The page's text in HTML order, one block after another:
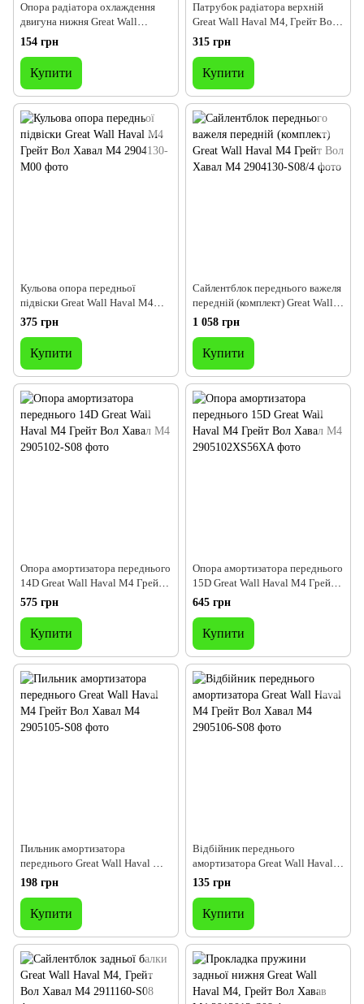
Опора радіатора охлаждення
двигуна нижня Great Wall
HavalM4, Грейт Вол Хавал М4
154 грн
Купити
Патрубок радіатора верхній
Great Wall Haval M4, Грейт Вол
Хавал М4
315 грн
Купити
Кульова опора передньої
підвіски Great Wall Haval M4
Грейт Вол Хавал М4
375 грн
Купити
Сайлентблок переднього важеля
передній (комплект) Great Wall
Haval M4 Грейт Вол Хавал М4
1 058 грн
Купити
Опора амортизатора переднього
14D Great Wall Haval M4 Грейт
Вол Хавал М4
575 грн
Купити
Опора амортизатора переднього
15D Great Wall Haval M4 Грейт
Вол Хавал М4
645 грн
Купити
Пильник амортизатора
переднього Great Wall Haval M4
Грейт Вол Хавал М4
198 грн
Купити
Відбійник переднього
амортизатора Great Wall Haval
M4 Грейт Вол Хавал М4
135 грн
Купити